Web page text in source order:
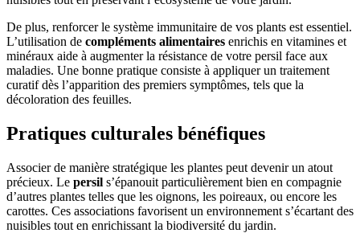
De plus, renforcer le système immunitaire de vos plants est essentiel.
L’utilisation de compléments alimentaires enrichis en vitamines et
minéraux aide à augmenter la résistance de votre persil face aux
maladies. Une bonne pratique consiste à appliquer un traitement
curatif dès l’apparition des premiers symptômes, tels que la
décoloration des feuilles.
Pratiques culturales bénéfiques
Associer de manière stratégique les plantes peut devenir un atout
précieux. Le persil s’épanouit particulièrement bien en compagnie
d’autres plantes telles que les oignons, les poireaux, ou encore les
carottes. Ces associations favorisent un environnement s’écartant des
nuisibles tout en enrichissant la biodiversité du jardin.